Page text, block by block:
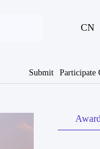
CN
Submit Participate